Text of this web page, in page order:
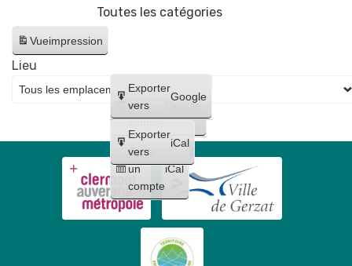
Toutes les catégories
Vueimpression
Créer
un
compte
Google
Créer
un
compte
iCal
Exporter
vers
Google
Exporter
vers
iCal
Lieu